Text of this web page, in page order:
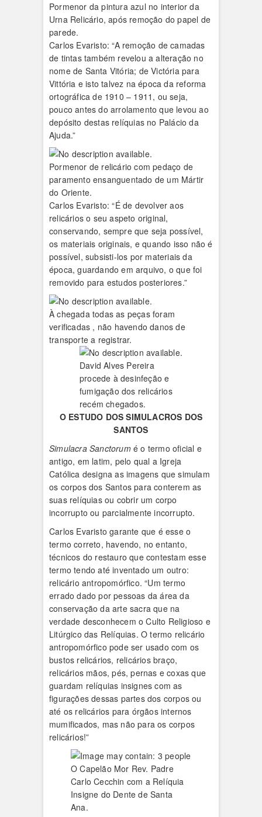
Pormenor da pintura azul no interior da
Urna Relicário, após remoção do papel de
parede.
Carlos Evaristo: “A remoção de camadas
de tintas também revelou a alteração no
nome de Santa Vitória; de Victória para
Vittória e isto talvez na época da reforma
ortográfica de 1910 – 1911, ou seja,
pouco antes do arrolamento que levou ao
depósito destas relíquias no Palácio da
Ajuda.”
Pormenor de relicário com pedaço de
paramento ensanguentado de um Mártir
do Oriente.
Carlos Evaristo: “É de devolver aos
relicários o seu aspeto original,
conservando, sempre que seja possível,
os materiais originais, e quando isso não é
possível, subsisti-los por materiais da
época, guardando em arquivo, o que foi
removido para estudos posteriores.”
À chegada todas as peças foram
verificadas , não havendo danos de
transporte a registrar.
David Alves Pereira
procede à desinfeção e
fumigação dos relicários
recém chegados.
O ESTUDO DOS SIMULACROS DOS
SANTOS
Simulacra Sanctorumé o termo oficial e
antigo, em latim, pelo qual a Igreja
Católica designa as imagens que simulam
os corpos dos Santos para conterem as
suas relíquias ou cobrir um corpo
incorrupto ou parcialmente incorrupto.
Carlos Evaristo garante que é esse o
termo correto, havendo, no entanto,
técnicos do restauro que contestam esse
termo tendo até inventado um outro:
relicário antropomórfico. “Um termo
errado dado por pessoas da área da
conservação da arte sacra que na
verdade desconhecem o Culto Religioso e
Litúrgico das Relíquias. O termo relicário
antropomórfico pode ser usado com os
bustos relicários, relicários braço,
relicários mãos, pés, pernas e coxas que
guardam relíquias insignes com as
figurações dessas partes dos corpos ou
até os relicários para órgãos internos
mumificados, mas não para os corpos
relicários!”
O Capelão Mor Rev. Padre
Carlo Cecchin com a Relíquia
Insigne do Dente de Santa
Ana.